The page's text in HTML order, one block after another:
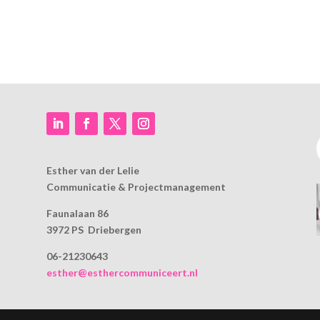
Esther van der Lelie
Communicatie & Projectmanagement
Faunalaan 86
3972 PS Driebergen
06-21230643
esther@esthercommuniceert.nl